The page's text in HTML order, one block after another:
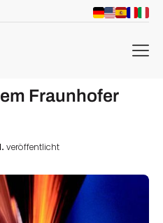
menu
Fraunhofer
veröffentlicht